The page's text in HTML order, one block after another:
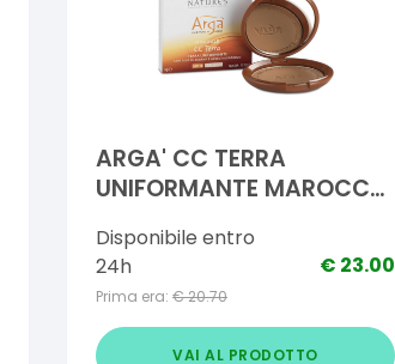
ARGA' CC TERRA
UNIFORMANTE MAROCCO
Disponibile entro
24h
Prima era: €20.70
€ 23.00
VAI AL PRODOTTO